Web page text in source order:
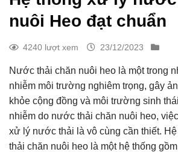
nuôi Heo đạt chuẩn
4240 lượt xem 23/12/2023
Nước thải chăn nuôi heo là một trong
nhiễm môi trường nghiêm trọng, gây
khỏe cộng đồng và môi trường sinh
nhiễm do nước thải chăn nuôi heo,
xử lý nước thải là vô cùng cần thiết.
thải chăn nuôi heo là một hệ thống